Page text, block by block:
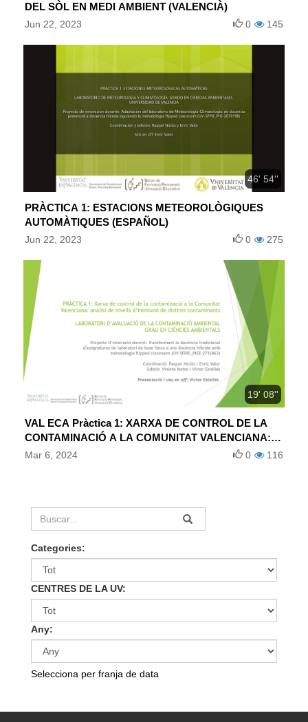
DEL SÒL EN MEDI AMBIENT (VALENCIÀ)
Jun 22, 2023 145
0
46' 54''
PRÀCTICA 1: ESTACIONS METEOROLÒGIQUES
AUTOMÀTIQUES (ESPAÑOL)
Jun 22, 2023 275
0
19' 08''
VAL ECA Pràctica 1: XARXA DE CONTROL DE LA
CONTAMINACIÓ A LA COMUNITAT VALENCIANA:
ANÀLISI DE NIVELLS D’IMMISSIÓ DE DISTINTS
Mar 6, 2024 116
0
Categories:
CENTRES DE LA UV:
Any:
Selecciona per franja de data